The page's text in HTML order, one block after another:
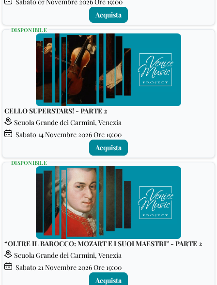
Acquista
CELLO SUPERSTARS! - PARTE 2
Scuola Grande dei Carmini, Venezia
Sabato 14Novembre 2026Ore 19:00
DISPONIBILE
Acquista
“OLTRE IL BAROCCO: MOZART E I SUOI MAESTRI” - PARTE 2
Scuola Grande dei Carmini, Venezia
Sabato 21Novembre 2026Ore 19:00
DISPONIBILE
Acquista